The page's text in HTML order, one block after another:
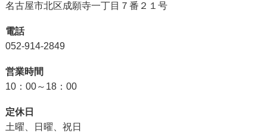
名古屋市北区成願寺一丁目７番２１号
電話
052-914-2849
営業時間
10：00～18：00
定休日
土曜、日曜、祝日